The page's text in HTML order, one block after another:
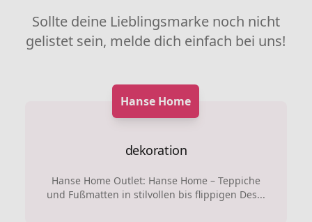
Sollte deine Lieblingsmarke noch nicht
gelistet sein, melde dich einfach bei uns!
Hanse Home
dekoration
Hanse Home Outlet: Hanse Home – Teppiche
und Fußmatten in stilvollen bis flippigen Des...